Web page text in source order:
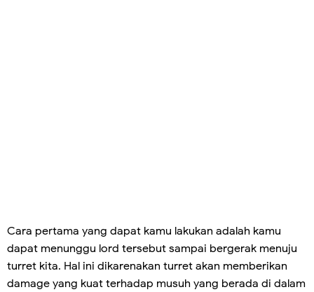
Cara pertama yang dapat kamu lakukan adalah kamu
dapat menunggu lord tersebut sampai bergerak menuju
turret kita. Hal ini dikarenakan turret akan memberikan
damage yang kuat terhadap musuh yang berada di dalam